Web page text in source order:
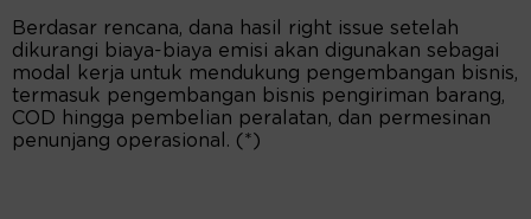
Berdasar rencana, dana hasil right issue setelah
dikurangi biaya-biaya emisi akan digunakan sebagai
modal kerja untuk mendukung pengembangan bisnis,
termasuk pengembangan bisnis pengiriman barang,
COD hingga pembelian peralatan, dan permesinan
penunjang operasional. (*)